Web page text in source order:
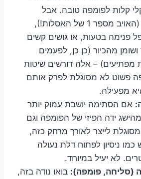
קלות לפומפה טובה. אבל
מגבונים לחים (האויב מספר 1 של האסלות!),
פנימה בטעות, או גושים קשים
מהכיור (כן כן, לפעמים
מפתיעים) – אלה דורשים שיטות
פשוט לא מסוגלת לפרק אותם
מפעילה.
אם הסתימה יושבת עמוק יותר
ידה הפיזי של הפומפה וגם
לייצר לאורך מרחק כזה,
ניסיון לפתוח דלת נעולה
(סליחה, פומפה): בואו נודה בזה,